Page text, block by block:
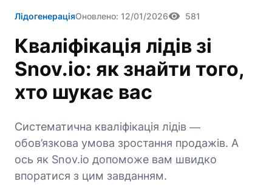
ЛідогенераціяОновлено: 12/01/2026 581
Кваліфікація лідів зі
Snov.io: як знайти того,
хто шукає вас
Систематична кваліфікація лідів ―
обов’язкова умова зростання продажів. А
ось як Snov.io допоможе вам швидко
впоратися з цим завданням.